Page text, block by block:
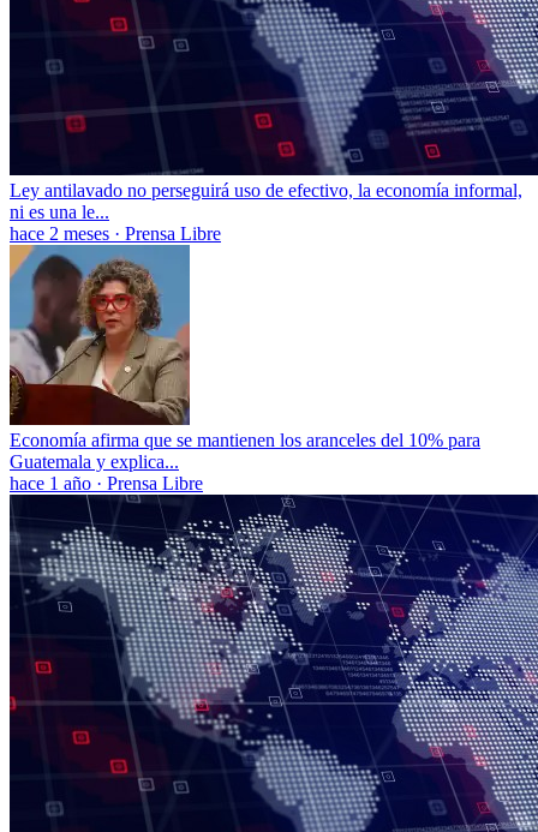
Ley antilavado no perseguirá uso de efectivo, la economía informal,
ni es una le...
hace 2 meses · Prensa Libre
Economía afirma que se mantienen los aranceles del 10% para
Guatemala y explica...
hace 1 año · Prensa Libre